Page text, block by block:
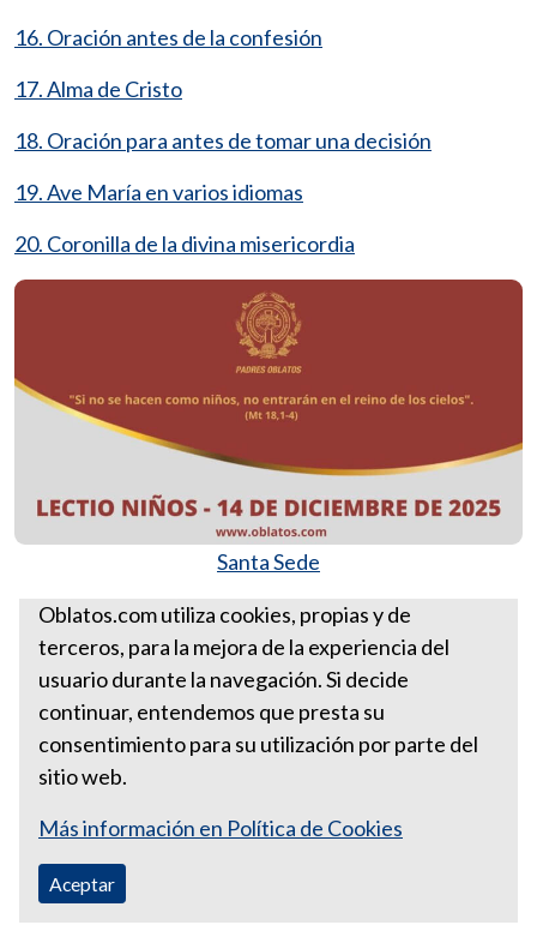
16. Oración antes de la confesión
17. Alma de Cristo
18. Oración para antes de tomar una decisión
19. Ave María en varios idiomas
20. Coronilla de la divina misericordia
Santa Sede
Más Lectios Divinas para niños
Lectio-niños 14 de diciembre
de 2025
Oblatos.com utiliza cookies, propias y de
terceros, para la mejora de la experiencia del
usuario durante la navegación. Si decide
continuar, entendemos que presta su
consentimiento para su utilización por parte del
sitio web.
Más información en Política de Cookies
Aceptar